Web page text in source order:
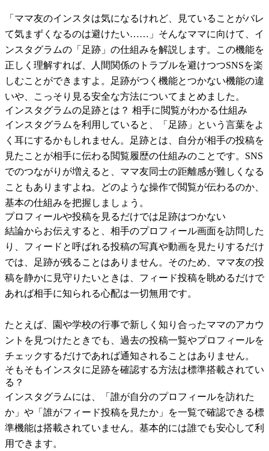
「ママ友のインスタは気になるけれど、見ていることがバレ
て気まずくなるのは避けたい……」そんなママに向けて、イ
ンスタグラムの「足跡」の仕組みを解説します。この機能を
正しく理解すれば、人間関係のトラブルを避けつつSNSを楽
しむことができますよ。足跡がつく機能とつかない機能の違
いや、こっそり見る安全な方法についてまとめました。
インスタグラムの足跡とは？ 相手に閲覧がわかる仕組み
インスタグラムを利用していると、「足跡」という言葉をよ
く耳にするかもしれません。足跡とは、自分が相手の投稿を
見たことが相手に伝わる閲覧履歴の仕組みのことです。SNS
でのつながりが増えると、ママ友同士の距離感が難しくなる
こともありますよね。どのような操作で閲覧が伝わるのか、
基本の仕組みを把握しましょう。
プロフィールや投稿を見るだけでは足跡はつかない
結論からお伝えすると、相手のプロフィール画面を訪問した
り、フィードと呼ばれる投稿の写真や動画を見たりするだけ
では、足跡が残ることはありません。そのため、ママ友の投
稿を静かに見守りたいときは、フィード投稿を眺めるだけで
あれば相手に知られる心配は一切無用です。
たとえば、園や学校の行事で新しく知り合ったママのアカウ
ントを見つけたときでも、過去の投稿一覧やプロフィールを
チェックするだけであれば通知されることはありません。
そもそもインスタに足跡を確認する方法は標準搭載されてい
る？
インスタグラムには、「誰が自分のプロフィールを訪れた
か」や「誰がフィード投稿を見たか」を一覧で確認できる標
準機能は搭載されていません。基本的には誰でも安心して利
用できます。